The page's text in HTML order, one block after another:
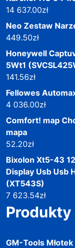
14 637.00zł
Neo Zestaw
449.50zł
Honeywell
5Wt1
141.56zł
Fellowes
4 036.00zł
Comfort! map
mapa
52.20zł
Bixolon Xt5-43
Display Usb Usb
(XT543S)
7 623.54zł
Produkty
GM-Tools